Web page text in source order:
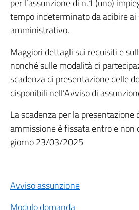
per l’assunzione di n.1 (uno)
tempo indeterminato da adibire
amministrativo.
Maggiori dettagli sui requisiti e
nonché sulle modalità di
scadenza di presentazione delle
disponibili nell’Avviso di
La scadenza per la presentazione
ammissione è fissata entro e non
giorno 23/03/2025
Avviso assunzione
Modulo domanda